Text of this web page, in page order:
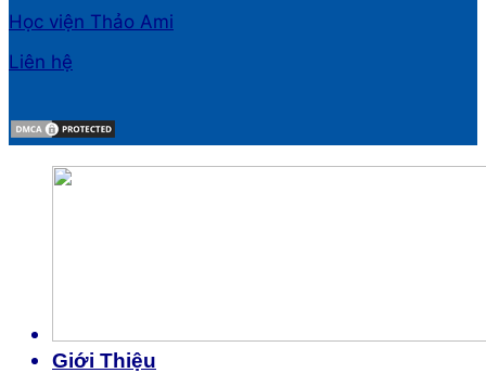
Học viện Thảo Ami
Liên hệ
Giới Thiệu